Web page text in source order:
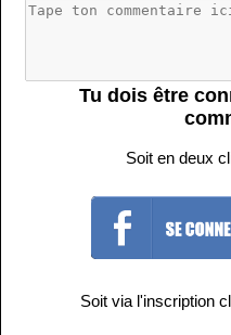
Tu dois être
Soit en deux
Soit via l'inscription